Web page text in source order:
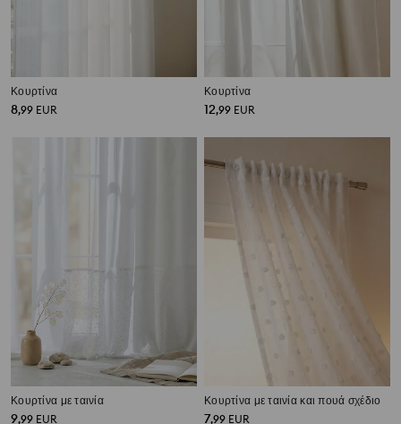
Κουρτίνα
8,99 EUR
Κουρτίνα
12,99 EUR
Κουρτίνα με ταινία
9,99 EUR
Κουρτίνα με ταινία και πουά σχέδιο
7,99 EUR